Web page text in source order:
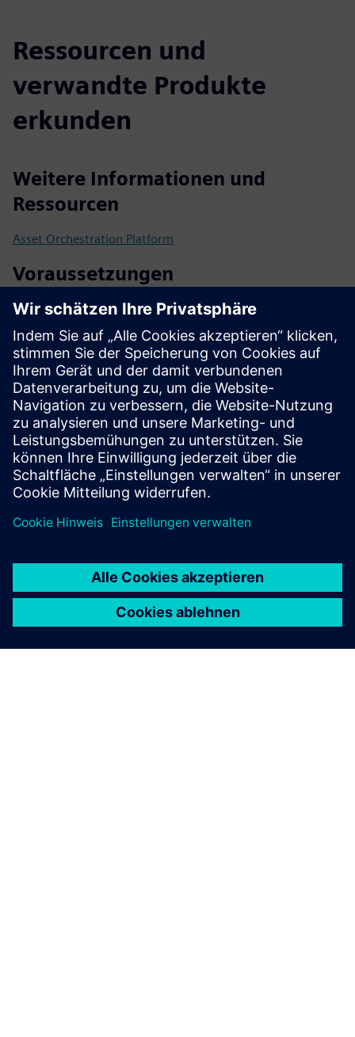
Ressourcen und
verwandte Produkte
erkunden
Weitere Informationen und
Ressourcen
Asset Orchestration Platform
Voraussetzungen
Anlagen, die über eine digitale Schnittstelle verbunden
werden können
Idealerweise mit Asset Administration Shell (IEC 63278)
modelliert
Andere Kommunikationsprotokolle wie OPC UA, MQTT
oder Modbus integrierbar
Kompatibler Controller: Siemens SIMATIC S7 Open
Controller CPU1515SP PC3
Kompatibler Controller: Bosch Rexroth CtrlX X5 oder X7